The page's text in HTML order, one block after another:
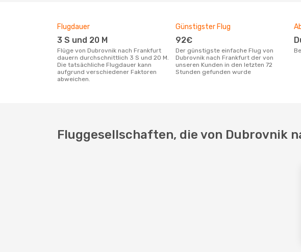
Flugdauer
3 S und 20 M
Flüge von Dubrovnik nach Frankfurt
dauern durchschnittlich 3 S und 20 M.
Die tatsächliche Flugdauer kann
aufgrund verschiedener Faktoren
abweichen.
Günstigster Flug
92€
Der günstigste einfache Flug von
Dubrovnik nach Frankfurt der von
unseren Kunden in den letzten 72
Stunden gefunden wurde
Fluggesellschaften, die von Dubrovnik